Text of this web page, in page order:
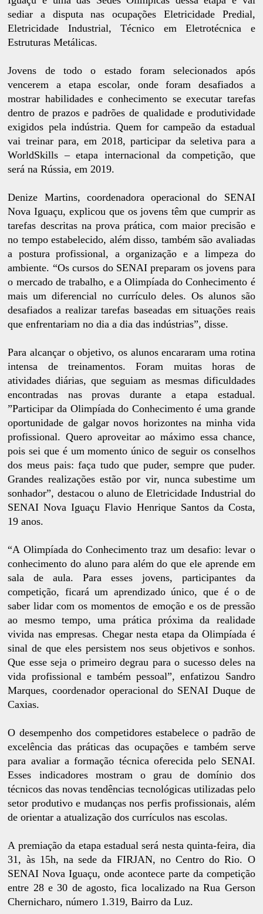
sediar a disputa nas ocupações Eletricidade Predial,
Eletricidade Industrial, Técnico em Eletrotécnica e
Estruturas Metálicas.
Jovens de todo o estado foram selecionados após
vencerem a etapa escolar, onde foram desafiados a
mostrar habilidades e conhecimento se executar tarefas
dentro de prazos e padrões de qualidade e produtividade
exigidos pela indústria. Quem for campeão da estadual
vai treinar para, em 2018, participar da seletiva para a
WorldSkills – etapa internacional da competição, que
será na Rússia, em 2019.
Denize Martins, coordenadora operacional do SENAI
Nova Iguaçu, explicou que os jovens têm que cumprir as
tarefas descritas na prova prática, com maior precisão e
no tempo estabelecido, além disso, também são avaliadas
a postura profissional, a organização e a limpeza do
ambiente. “Os cursos do SENAI preparam os jovens para
o mercado de trabalho, e a Olimpíada do Conhecimento é
mais um diferencial no currículo deles. Os alunos são
desafiados a realizar tarefas baseadas em situações reais
que enfrentariam no dia a dia das indústrias”, disse.
Para alcançar o objetivo, os alunos encararam uma rotina
intensa de treinamentos. Foram muitas horas de
atividades diárias, que seguiam as mesmas dificuldades
encontradas nas provas durante a etapa estadual.
”Participar da Olimpíada do Conhecimento é uma grande
oportunidade de galgar novos horizontes na minha vida
profissional. Quero aproveitar ao máximo essa chance,
pois sei que é um momento único de seguir os conselhos
dos meus pais: faça tudo que puder, sempre que puder.
Grandes realizações estão por vir, nunca subestime um
sonhador”, destacou o aluno de Eletricidade Industrial do
SENAI Nova Iguaçu Flavio Henrique Santos da Costa,
19 anos.
“A Olimpíada do Conhecimento traz um desafio: levar o
conhecimento do aluno para além do que ele aprende em
sala de aula. Para esses jovens, participantes da
competição, ficará um aprendizado único, que é o de
saber lidar com os momentos de emoção e os de pressão
ao mesmo tempo, uma prática próxima da realidade
vivida nas empresas. Chegar nesta etapa da Olimpíada é
sinal de que eles persistem nos seus objetivos e sonhos.
Que esse seja o primeiro degrau para o sucesso deles na
vida profissional e também pessoal”, enfatizou Sandro
Marques, coordenador operacional do SENAI Duque de
Caxias.
O desempenho dos competidores estabelece o padrão de
excelência das práticas das ocupações e também serve
para avaliar a formação técnica oferecida pelo SENAI.
Esses indicadores mostram o grau de domínio dos
técnicos das novas tendências tecnológicas utilizadas pelo
setor produtivo e mudanças nos perfis profissionais, além
de orientar a atualização dos currículos nas escolas.
A premiação da etapa estadual será nesta quinta-feira, dia
31, às 15h, na sede da FIRJAN, no Centro do Rio. O
SENAI Nova Iguaçu, onde acontece parte da competição
entre 28 e 30 de agosto, fica localizado na Rua Gerson
Chernicharo, número 1.319, Bairro da Luz.